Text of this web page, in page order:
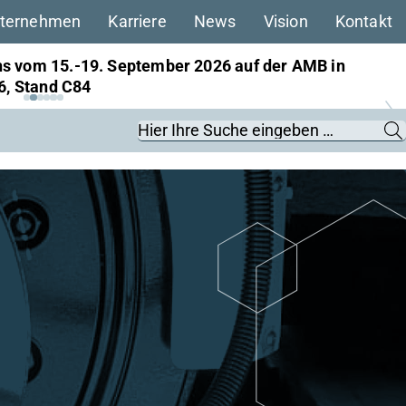
Karriere News Vision Kontakt
vom 15.-19. September 2026 auf der AMB in
Stand C84
vom 22.–25. September 2026 auf der InnoTrans
Stand 561
Suchbegriffe